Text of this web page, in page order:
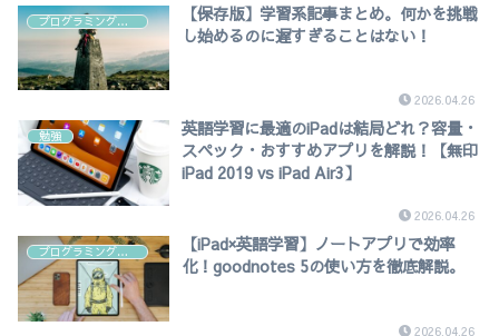
プログラミング学習
【保存版】学習系記事まとめ。何かを挑戦
し始めるのに遅すぎることはない！
2026.04.26
勉強
英語学習に最適のiPadは結局どれ？容量・
スペック・おすすめアプリを解説！【無印
iPad 2019 vs iPad Air3】
2026.04.26
プログラミング学習
【iPad×英語学習】ノートアプリで効率
化！goodnotes 5の使い方を徹底解説。
2026.04.26